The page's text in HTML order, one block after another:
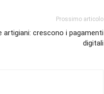
Prossimo articolo
crescono i pagamenti
digitali